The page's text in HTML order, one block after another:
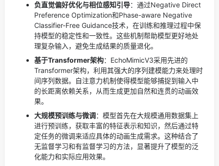
负直觉偏好优化与相位感知引导：通过Negative Direct
Preference Optimization和Phase-aware Negative
Classifier-Free Guidance技术，在训练和推理过程中保
持模型的稳定性和一致性。这些机制帮助模型更好地处
理复杂输入，避免生成结果的质量退化。
基于Transformer架构：EchoMimicV3采用先进的
Transformer架构，利用其强大的序列建模能力来处理时
间序列数据。自注意力机制使得模型能够捕捉到输入中
的长距离依赖关系，从而生成更加自然和连贯的动画效
果。
大规模预训练与微调：模型首先在大规模通用数据集上
进行预训练，获取丰富的特征表示和知识，然后通过特
定任务的微调来适应具体的动画生成需求。这种结合了
无监督学习和有监督学习的方法，显著提升了模型的泛
化能力和实际应用效果。